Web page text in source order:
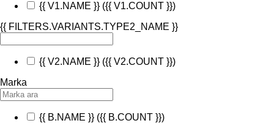
{{ V1.NAME }} ({{ V1.COUNT }})
{{ FILTERS.VARIANTS.TYPE2_NAME }}
{{ V2.NAME }} ({{ V2.COUNT }})
Marka
{{ B.NAME }} ({{ B.COUNT }})